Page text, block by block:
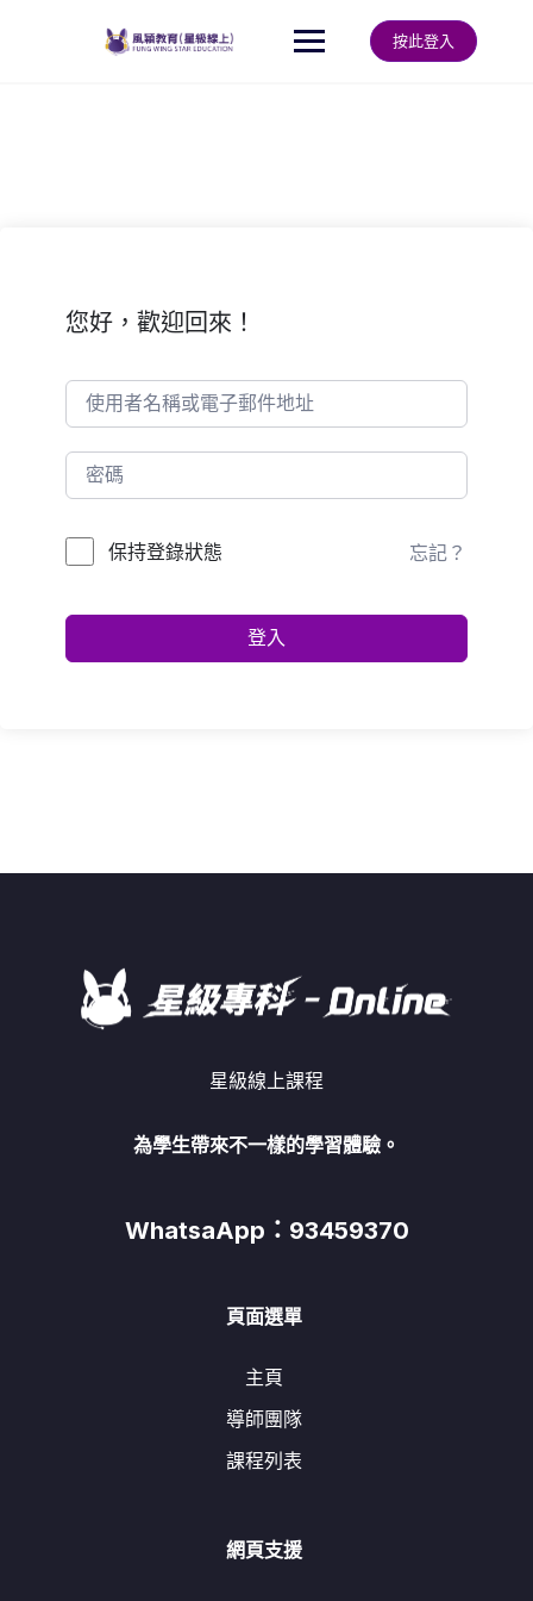
按此登入
您好，歡迎回來！
保持登錄狀態 忘記？
登入
星級線上課程
為學生帶來不一樣的學習體驗。
WhatsaApp：93459370
頁面選單
主頁
導師團隊
課程列表
網頁支援